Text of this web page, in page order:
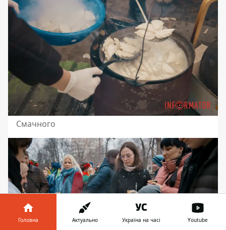
Смачного
Головна Актуально Україна на часі Youtube